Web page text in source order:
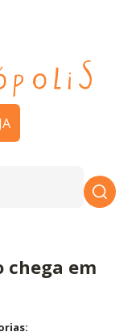
chega em